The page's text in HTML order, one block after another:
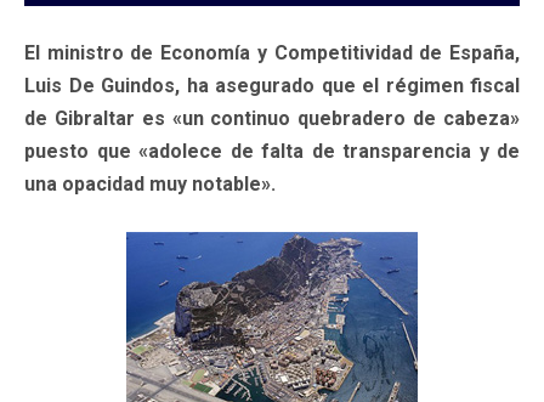
El ministro de Economía y Competitividad de España,
Luis De Guindos, ha asegurado que el régimen fiscal
de Gibraltar es «un continuo quebradero de cabeza»
puesto que «adolece de falta de transparencia y de
una opacidad muy notable».